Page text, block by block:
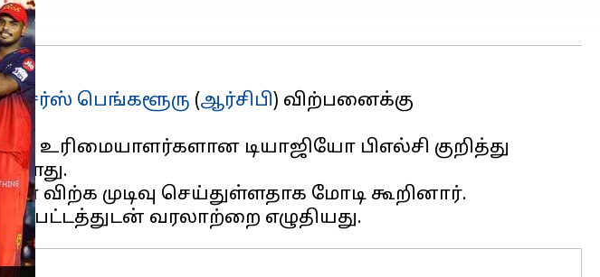
பெங்களூரு (ஆர்சிபி) விற்பனைக்கு
டியாஜியோ பிஎல்சி குறித்து
விற்க முடிவு செய்துள்ளதாக மோடி கூறினார்.